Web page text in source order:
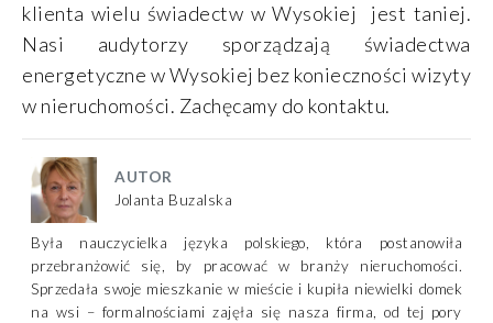
klienta wielu świadectw w Wysokiej jest taniej.
Nasi audytorzy sporządzają świadectwa
energetyczne w Wysokiej bez konieczności wizyty
w nieruchomości. Zachęcamy do kontaktu.
AUTOR
Jolanta Buzalska
Była nauczycielka języka polskiego, która postanowiła
przebranżowić się, by pracować w branży nieruchomości.
Sprzedała swoje mieszkanie w mieście i kupiła niewielki domek
na wsi – formalnościami zajęła się nasza firma, od tej pory